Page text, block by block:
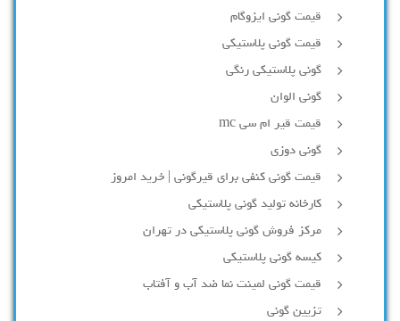
قیمت گونی ایزوگام
قیمت گونی پلاستیکی
گونی پلاستیکی رنگی
گونی الوان
قیمت قیر ام سی mc
گونی دوزی
قیمت گونی کنفی برای قیرگونی | خرید امروز
کارخانه تولید گونی پلاستیکی
مرکز فروش گونی پلاستیکی در تهران
کیسه گونی پلاستیکی
قیمت گونی لمینت نما ضد آب و آفتاب
تزیین گونی